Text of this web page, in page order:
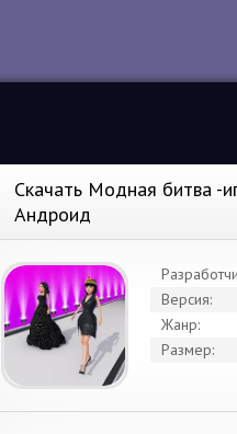
Скачать Модная битва -
Андроид
Версия:
Жанр:
Размер: